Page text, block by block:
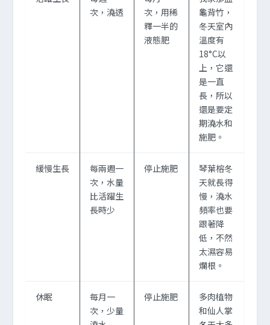
次，澆透
次，用稀
釋一半的
液態肥
龜背竹，
冬天室內
溫度有
18°C以
上，它還
是一直
長，所以
還是要定
期澆水和
施肥。
緩慢生長
每兩週一
次，水量
比活躍生
長時少
停止施肥
琴葉榕冬
天就長得
慢，澆水
頻率也要
跟著降
低，不然
太濕容易
爛根。
休眠
每月一
次，少量
停止施肥
多肉植物
和仙人掌